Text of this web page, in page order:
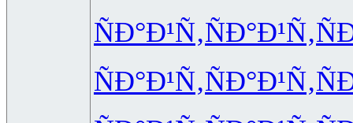
ÑÐ°Ð¹Ñ‚ÑÐ°Ð¹Ñ‚
ÑÐ°Ð¹Ñ‚ÑÐ°Ð¹Ñ‚